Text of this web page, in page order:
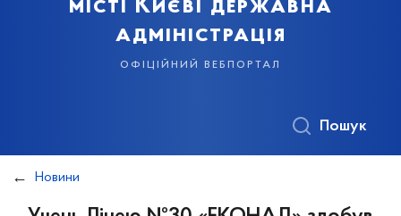
місті Києві державна
адміністрація
офіційний вебпортал
Пошук
Новини